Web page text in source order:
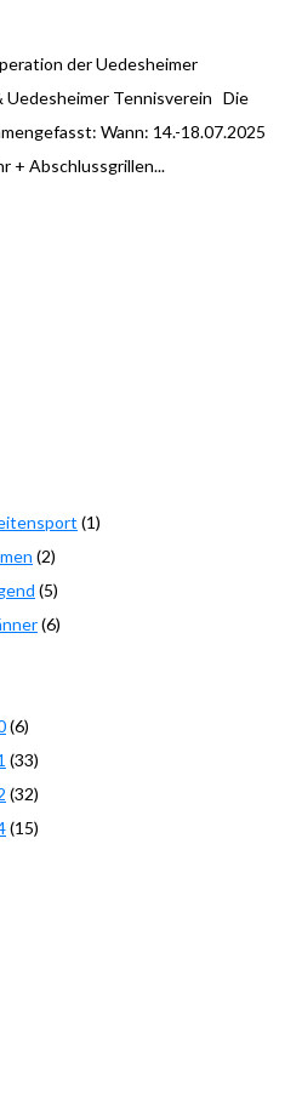
der Uedesheimer
Uedesheimer Tennisverein Die
Wann: 14.-18.07.2025
+ Abschlussgrillen...
(1)
(2)
(5)
(6)
(6)
(33)
(32)
(15)